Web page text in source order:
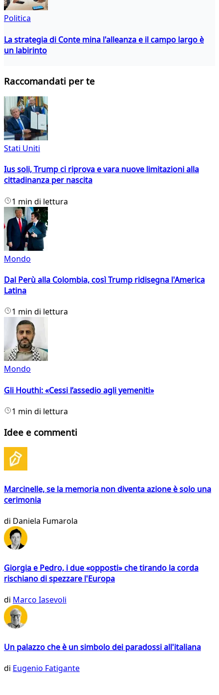
Politica
La strategia di Conte mina l'alleanza e il campo largo è
un labirinto
Raccomandati per te
Stati Uniti
Ius soli, Trump ci riprova e vara nuove limitazioni alla
cittadinanza per nascita
1 min di lettura
Mondo
Dal Perù alla Colombia, così Trump ridisegna l'America
Latina
1 min di lettura
Mondo
Gli Houthi: «Cessi l’assedio agli yemeniti»
1 min di lettura
Idee e commenti
Marcinelle, se la memoria non diventa azione è solo una
cerimonia
di Daniela Fumarola
Giorgia e Pedro, i due «opposti» che tirando la corda
rischiano di spezzare l'Europa
di Marco Iasevoli
Un palazzo che è un simbolo dei paradossi all'italiana
di Eugenio Fatigante